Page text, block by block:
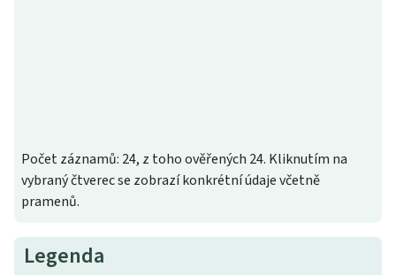
Počet záznamů: 24, z toho ověřených 24. Kliknutím na
vybraný čtverec se zobrazí konkrétní údaje včetně
pramenů.
Legenda